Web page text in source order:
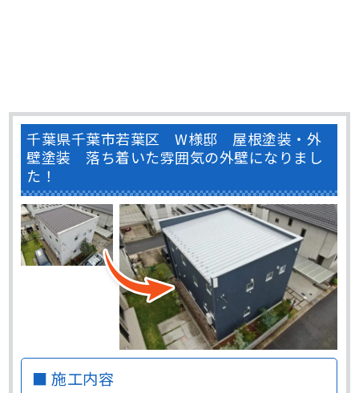
千葉県千葉市若葉区 W様邸 屋根塗装・外
壁塗装 落ち着いた雰囲気の外壁になりまし
た！
■ 施工内容